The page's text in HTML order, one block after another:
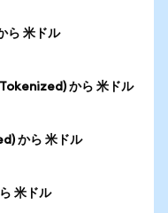
ら 米ドル
から 米ドル
から 米ドル
米ドル